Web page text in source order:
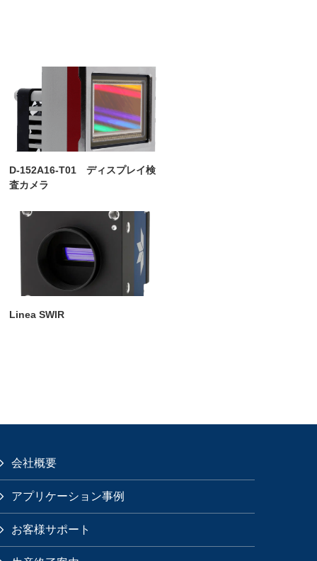
D-152A16-T01 ディスプレイ検
査カメラ
Linea SWIR
会社概要
アプリケーション事例
お客様サポート